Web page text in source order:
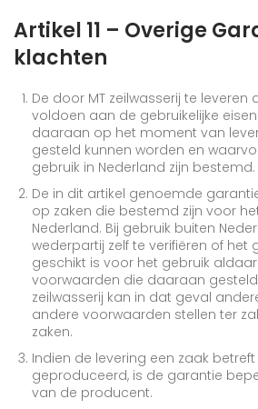
Artikel 11 – Overige
klachten
De door MT zeilwasserij te leveren
voldoen aan de gebruikelijke
daaraan op het moment van
gesteld kunnen worden en
gebruik in Nederland zijn bestemd.
De in dit artikel genoemde
op zaken die bestemd zijn voor
Nederland. Bij gebruik buiten
wederpartij zelf te verifiëren of het
geschikt is voor het gebruik
voorwaarden die daaraan gesteld
zeilwasserij kan in dat geval
andere voorwaarden stellen ter
zaken.
Indien de levering een zaak
geproduceerd, is de garantie
van de producent.